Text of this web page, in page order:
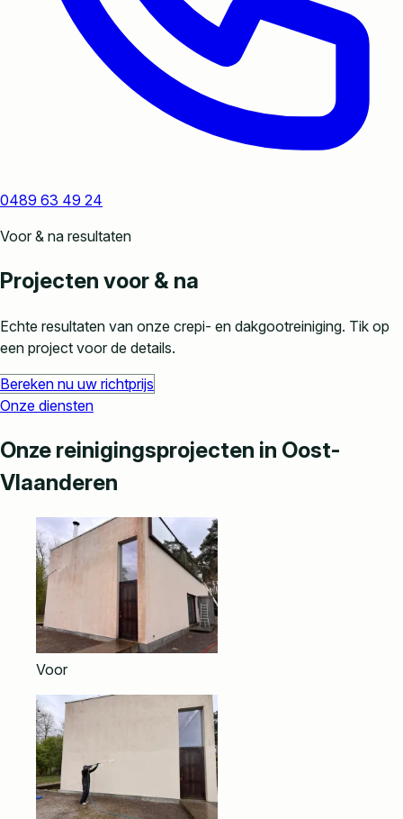
0489 63 49 24
Voor & na resultaten
Projecten voor & na
Echte resultaten van onze crepi- en dakgootreiniging. Tik op
een project voor de details.
Bereken nu uw richtprijs
Onze diensten
Onze reinigingsprojecten in Oost-
Vlaanderen
Voor